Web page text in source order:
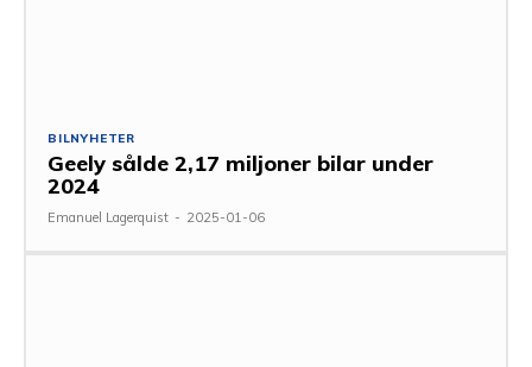
BILNYHETER
Geely sålde 2,17 miljoner bilar under
2024
Emanuel Lagerquist - 2025-01-06